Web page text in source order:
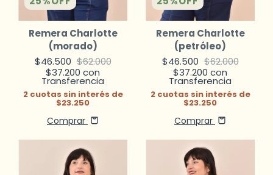
Remera Charlotte
(morado)
$46.500 $62.000
$37.200 con
Transferencia
2 cuotas sin interés de
$23.250
Comprar
Remera Charlotte
(petróleo)
$46.500 $62.000
$37.200 con
Transferencia
2 cuotas sin interés de
$23.250
Comprar